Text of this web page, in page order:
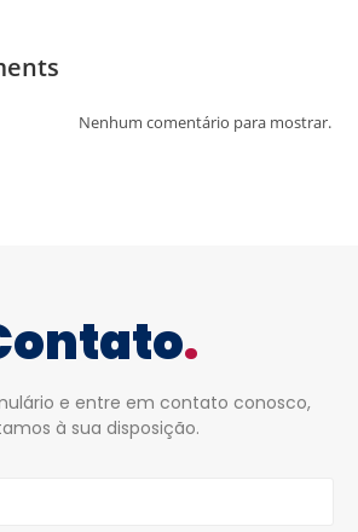
Nenhum comentário para mostrar.
.
e entre em contato conosco,
à sua disposição.